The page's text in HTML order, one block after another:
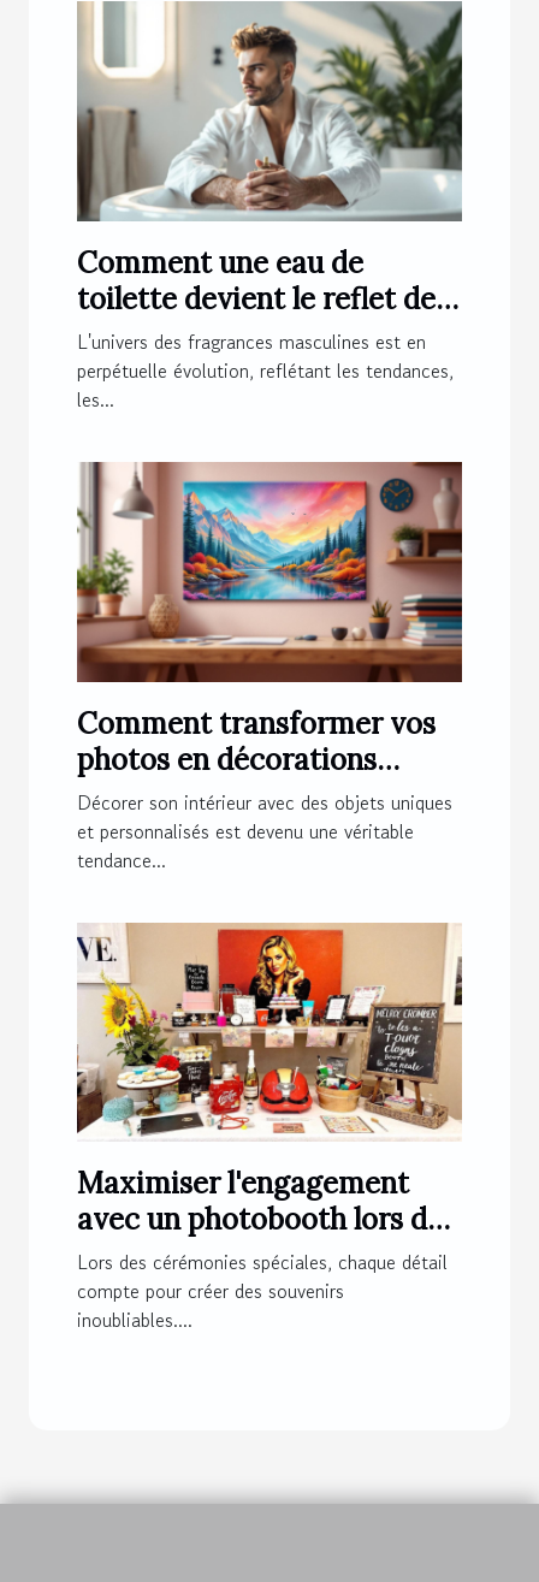
Comment une eau de
toilette devient le reflet de
l'homme moderne ?
L'univers des fragrances masculines est en
perpétuelle évolution, reflétant les tendances,
les...
Comment transformer vos
photos en décorations
magnétiques originales ?
Décorer son intérieur avec des objets uniques
et personnalisés est devenu une véritable
tendance...
Maximiser l'engagement
avec un photobooth lors de
cérémonies spéciales
Lors des cérémonies spéciales, chaque détail
compte pour créer des souvenirs
inoubliables....